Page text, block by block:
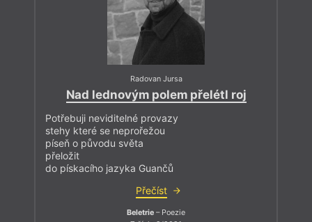
Radovan Jursa
Nad lednovým polem přelétl roj
Potřebuji neviditelné provazy
stehy které se neprořežou
píseň o původu světa
přeložit
do pískacího jazyka Guančů
Přečíst
Beletrie – Poezie